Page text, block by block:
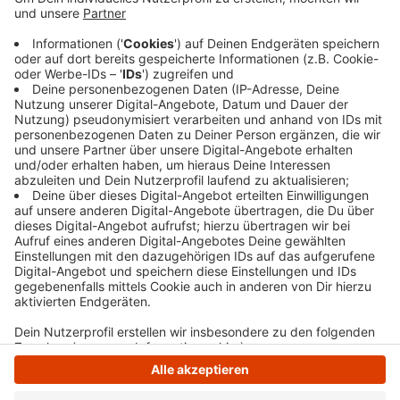
unterwegs, als sie - nach ihren Angaben - an der
wurde. Der 80-Jährige überquerte in diesem
Moment die Straße und konnte nicht mehr
ausweichen. Beide kamen in ein Krankenhaus.
Veröffentlicht:Montag, 03.02.2025 13:25
Anzeige
Anzeige